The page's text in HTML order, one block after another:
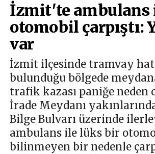
İzmit'te ambulans
otomobil çarpıştı:
var
İzmit ilçesinde tramvay
bulunduğu bölgede
trafik kazası paniğe neden
İrade Meydanı
Bilge Bulvarı üzerinde
ambulans ile lüks bir
bilinmeyen bir nedenle